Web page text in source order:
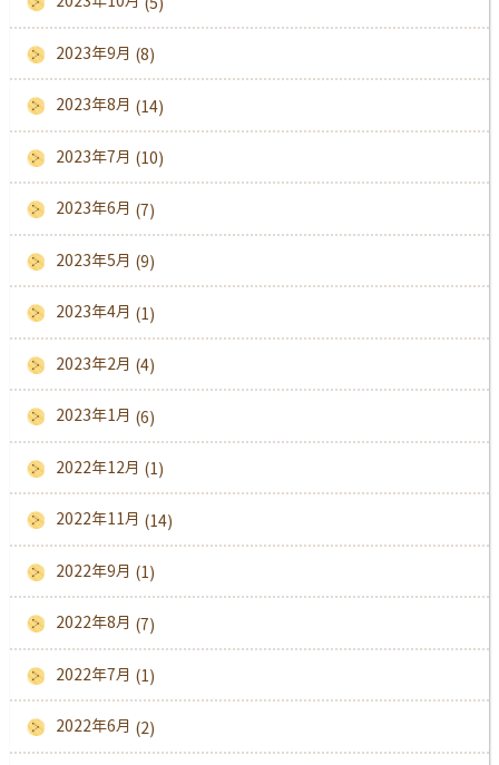
2023年9月 (8)
2023年8月 (14)
2023年7月 (10)
2023年6月 (7)
2023年5月 (9)
2023年4月 (1)
2023年2月 (4)
2023年1月 (6)
2022年12月 (1)
2022年11月 (14)
2022年9月 (1)
2022年8月 (7)
2022年7月 (1)
2022年6月 (2)